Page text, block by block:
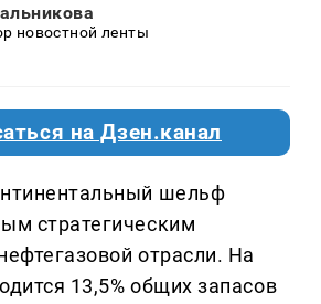
новостной ленты
на Дзен.канал
шельф
стратегическим
отрасли. На
13,5% общих запасов